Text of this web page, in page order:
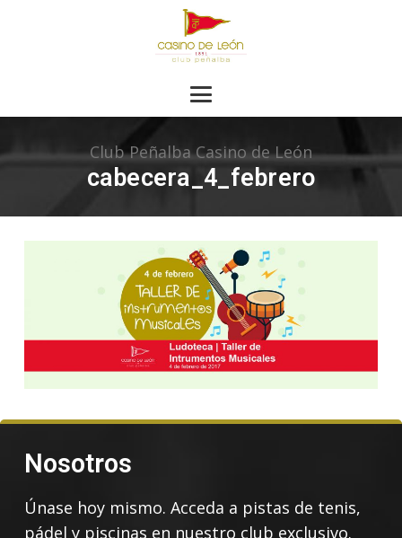
Club Peñalba Casino de León
cabecera_4_febrero
Nosotros
Únase hoy mismo. Acceda a pistas de tenis,
pádel y piscinas en nuestro club exclusivo.